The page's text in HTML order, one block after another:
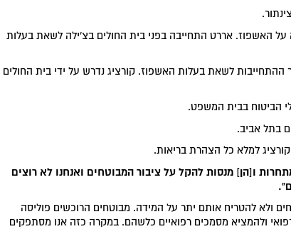
על האשפוז. אררט התחייבה בפני בית החולים בצ'ילה לשאת בעלות
לשאת בעלות האשפוז. קורציג נדרש על ידי בית החולים
הביטוח בבית המשפט.
בתל אביב.
למלא כל הצהרת בריאות.
ו[הן] מנסות להקל על ציבור המבוטחים ואנחנו לא רוצים
ולא להטריח אותם יתר על המידה. מבוטחים הרוכשים פוליסה
ולהמציא מסמכים רפואיים כלשהם. במקרה כזה אנו מסתפקים